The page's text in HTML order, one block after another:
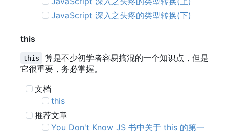
JavaScript 深入之头疼的类型转换(下)
this
this
算是不少初学者容易搞混的一个知识点，但是
它很重要，务必掌握。
文档
this
推荐文章
You Don't Know JS 书中关于 this 的第一